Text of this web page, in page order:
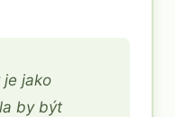
je jako
by být